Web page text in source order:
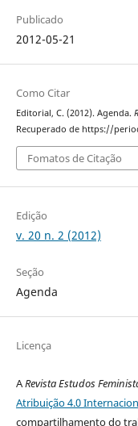
Publicado
2012-05-21
Como Citar
Editorial, C. (2012). Agenda.
Recuperado de https://
Fomatos de Citação
Edição
v. 20 n. 2 (2012)
Seção
Agenda
Licença
ARevista Estudos
Atribuição 4.0
compartilhamento do